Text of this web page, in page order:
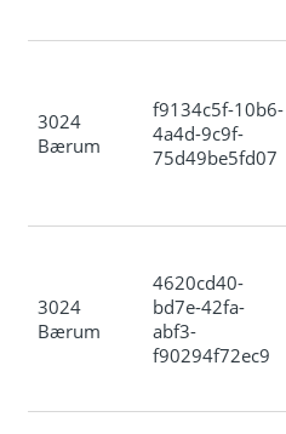
3024
Bærum
f9134c5f-10b6-
4a4d-9c9f-
75d49be5fd07
3024
Bærum
4620cd40-
bd7e-42fa-
abf3-
f90294f72ec9